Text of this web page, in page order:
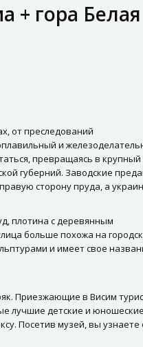
+ гора Белая
от преследований
и
превращаясь в крупный
губерний. Заводские
сторону пруда, а
плотина с деревянным
больше похожа на
и имеет свое
Приезжающие в Висим
лучшие детские и юношеские
Посетив музей, вы узнаете